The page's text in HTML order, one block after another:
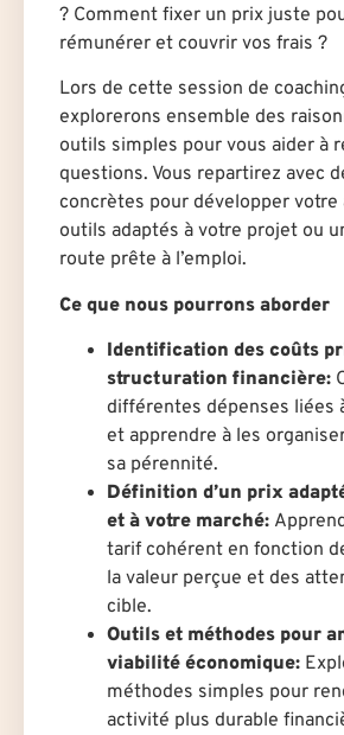
? Comment fixer un prix juste
rémunérer et couvrir vos frais ?
Lors de cette session de
explorerons ensemble des
outils simples pour vous aider à
questions. Vous repartirez avec
concrètes pour développer votre
outils adaptés à votre projet ou
route prête à l’emploi.
Ce que nous pourrons aborder
Identification des coûts
structuration financière:
différentes dépenses liées
et apprendre à les
sa pérennité.
Définition d’un prix
et à votre marché:
tarif cohérent en fonction
la valeur perçue et des
cible.
Outils et méthodes pour
viabilité économique:
méthodes simples pour
activité plus durable